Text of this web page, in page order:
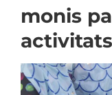
monis
View
Larger